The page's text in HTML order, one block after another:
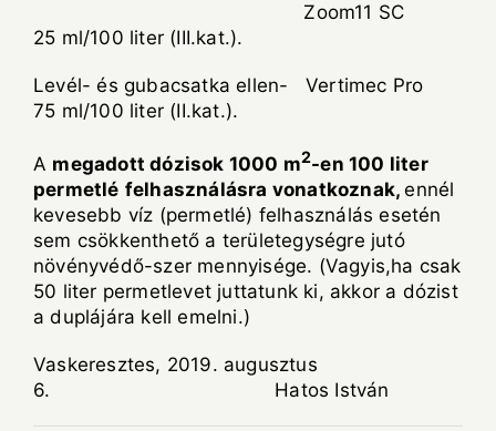
Zoom11 SC
25 ml/100 liter (III.kat.).
Levél- és gubacsatka ellen- Vertimec Pro
75 ml/100 liter (II.kat.).
A megadott dózisok 1000 m2-en 100 liter
permetlé felhasználásra vonatkoznak,ennél
kevesebb víz (permetlé) felhasználás esetén
sem csökkenthető a területegységre jutó
növényvédő-szer mennyisége. (Vagyis,ha csak
50 liter permetlevet juttatunk ki, akkor a dózist
a duplájára kell emelni.)
Vaskeresztes, 2019. augusztus
6. Hatos István